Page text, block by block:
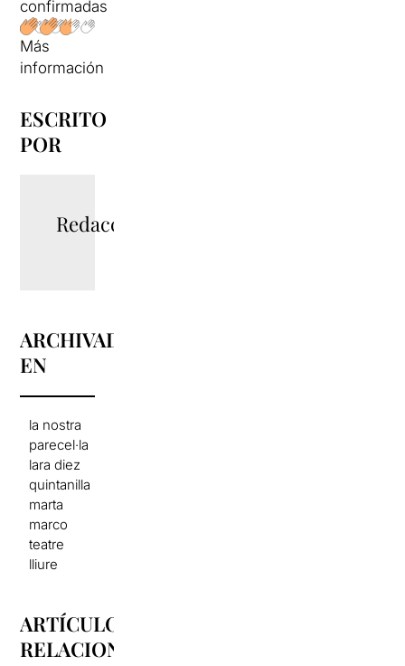
confirmadas
Más
información
ESCRITO
POR
Redacció
ARCHIVADO
EN
la nostra
parecel·la
lara diez
quintanilla
marta
marco
teatre
lliure
ARTÍCULOS
RELACIONADOS